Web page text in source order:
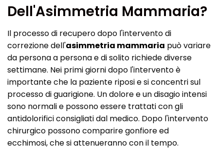
Dell'Asimmetria Mammaria?
Il processo di recupero dopo l'intervento di
correzione dell'asimmetria mammaria può variare
da persona a persona e di solito richiede diverse
settimane. Nei primi giorni dopo l'intervento è
importante che la paziente riposi e si concentri sul
processo di guarigione. Un dolore e un disagio intensi
sono normali e possono essere trattati con gli
antidolorifici consigliati dal medico. Dopo l'intervento
chirurgico possono comparire gonfiore ed
ecchimosi, che si attenueranno con il tempo.